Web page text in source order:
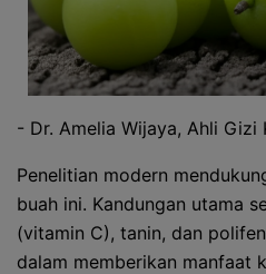
- Dr. Amelia Wijaya, Ahli Gizi
Penelitian modern
buah ini. Kandungan utama
(vitamin C), tanin, dan
dalam memberikan manfaat